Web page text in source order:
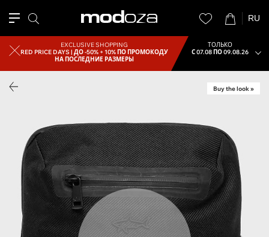
RU
EXCLUSIVE SHOPPING
RED PRICE DAYS |ДО -50% + 10% ПО ПРОМОКОДУ
НА ПОСЛЕДНИЕ РАЗМЕРЫ
ТОЛЬКО
С 07.08 ПО 09.08.26
Buy the look »